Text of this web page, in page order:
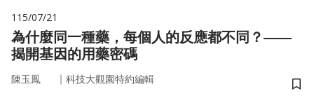
115/07/21
為什麼同一種藥，每個人的反應都不同？——
揭開基因的用藥密碼
陳玉鳳 ｜ 科技大觀園特約編輯
儲